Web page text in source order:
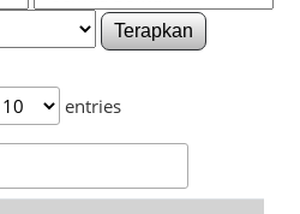
Terapkan
entries